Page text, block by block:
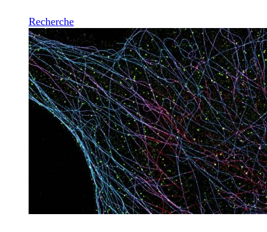
Recherche